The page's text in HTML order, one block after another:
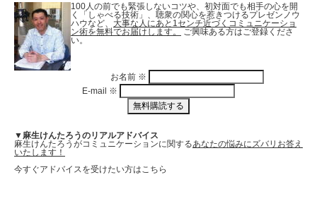
100人の前でも緊張しないコツや、初対面でも相手の心を開
く「しゃべる技術」、聴衆の関心を惹きつけるプレゼンノウ
ハウなど、 大事な人にあと1センチ近づくコミュニケーショ
ン術を無料でお届けします。
ご興味ある方はご登録くださ
い。
お名前 ※
E-mail ※
▼麻生けんたろうのリアルアドバイス
麻生けんたろうがコミュニケーションに関するあなたの悩みにズバリお答え
いたします！
今すぐアドバイスを受けたい方はこちら